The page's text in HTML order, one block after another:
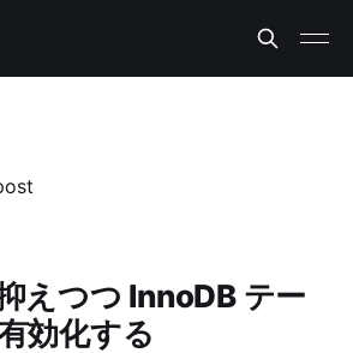
えつつ InnoDB テー
効化する